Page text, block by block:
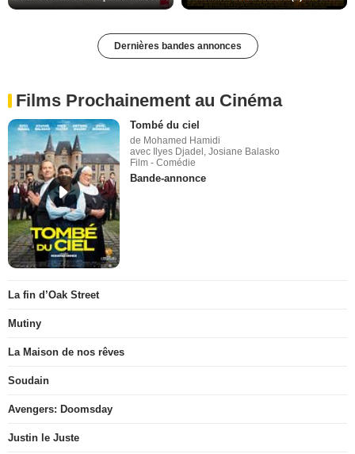
Dernières bandes annonces
Films Prochainement au Cinéma
Tombé du ciel
de Mohamed Hamidi
avec Ilyes Djadel, Josiane Balasko
Film - Comédie
Bande-annonce
La fin d’Oak Street
Mutiny
La Maison de nos rêves
Soudain
Avengers: Doomsday
Justin le Juste